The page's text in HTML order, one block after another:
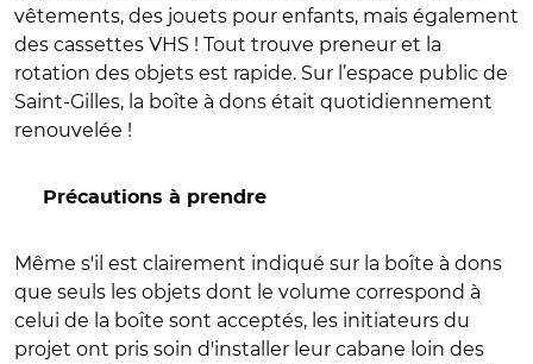
vêtements, des jouets pour enfants, mais également
des cassettes VHS ! Tout trouve preneur et la
rotation des objets est rapide. Sur l’espace public de
Saint-Gilles, la boîte à dons était quotidiennement
renouvelée !
Précautions à prendre
Même s'il est clairement indiqué sur la boîte à dons
que seuls les objets dont le volume correspond à
celui de la boîte sont acceptés, les initiateurs du
projet ont pris soin d'installer leur cabane loin des